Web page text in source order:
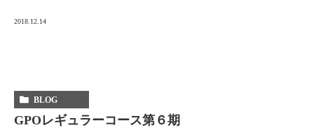
2018.12.14
BLOG
GPOレギュラーコース第６期